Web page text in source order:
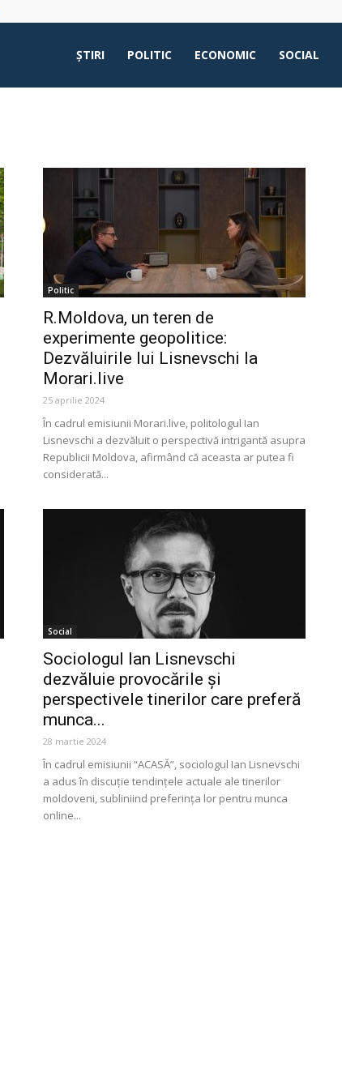
ŞTIRI POLITIC ECONOMIC SOCIAL
Politic
R.Moldova, un teren de
experimente geopolitice:
Dezvăluirile lui Lisnevschi la
Morari.live
25 aprilie 2024
În cadrul emisiunii Morari.live, politologul Ian
Lisnevschi a dezvăluit o perspectivă intrigantă asupra
Republicii Moldova, afirmând că aceasta ar putea fi
considerată...
Social
Sociologul Ian Lisnevschi
dezvăluie provocările și
perspectivele tinerilor care preferă
munca...
28 martie 2024
În cadrul emisiunii “ACASĂ”, sociologul Ian Lisnevschi
a adus în discuție tendințele actuale ale tinerilor
moldoveni, subliniind preferința lor pentru munca
online...